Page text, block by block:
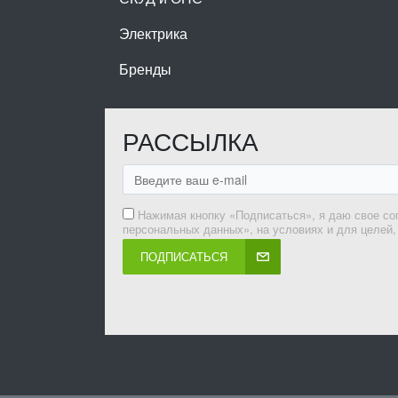
Электрика
Бренды
РАССЫЛКА
Нажимая кнопку «Подписаться», я даю свое
персональных данных», на условиях и для
ПОДПИСАТЬСЯ